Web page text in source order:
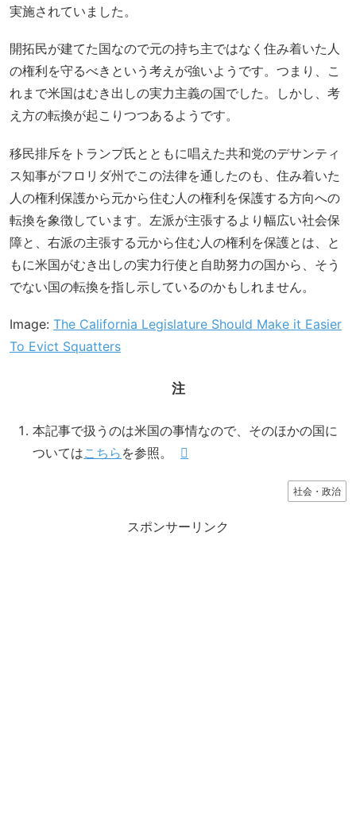
実施されていました。
開拓民が建てた国なので元の持ち主ではなく住み着いた人
の権利を守るべきという考えが強いようです。つまり、こ
れまで米国はむき出しの実力主義の国でした。しかし、考
え方の転換が起こりつつあるようです。
移民排斥をトランプ氏とともに唱えた共和党のデサンティ
ス知事がフロリダ州でこの法律を通したのも、住み着いた
人の権利保護から元から住む人の権利を保護する方向への
転換を象徴しています。左派が主張するより幅広い社会保
障と、右派の主張する元から住む人の権利を保護とは、と
もに米国がむき出しの実力行使と自助努力の国から、そう
でない国の転換を指し示しているのかもしれません。
Image: The California Legislature Should Make it Easier
To Evict Squatters
注
本記事で扱うのは米国の事情なので、そのほかの国に
ついてはこちら を参照。
社会・政治
スポンサーリンク